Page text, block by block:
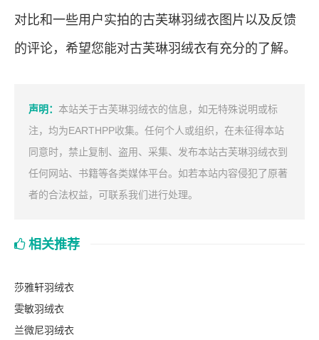
对比和一些用户实拍的古芙琳羽绒衣图片以及反馈
的评论，希望您能对古芙琳羽绒衣有充分的了解。
声明： 本站关于古芙琳羽绒衣的信息，如无特殊说明或标
注，均为EARTHPP收集。任何个人或组织，在未征得本站
同意时，禁止复制、盗用、采集、发布本站古芙琳羽绒衣到
任何网站、书籍等各类媒体平台。如若本站内容侵犯了原著
者的合法权益，可联系我们进行处理。
相关推荐
莎雅轩羽绒衣
雯敏羽绒衣
兰微尼羽绒衣